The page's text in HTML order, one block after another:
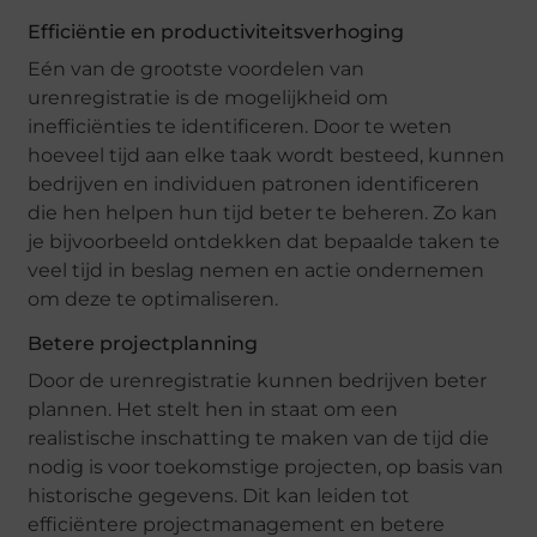
Efficiëntie en productiviteitsverhoging
Eén van de grootste voordelen van
urenregistratie is de mogelijkheid om
inefficiënties te identificeren. Door te weten
hoeveel tijd aan elke taak wordt besteed, kunnen
bedrijven en individuen patronen identificeren
die hen helpen hun tijd beter te beheren. Zo kan
je bijvoorbeeld ontdekken dat bepaalde taken te
veel tijd in beslag nemen en actie ondernemen
om deze te optimaliseren.
Betere projectplanning
Door de urenregistratie kunnen bedrijven beter
plannen. Het stelt hen in staat om een
realistische inschatting te maken van de tijd die
nodig is voor toekomstige projecten, op basis van
historische gegevens. Dit kan leiden tot
efficiëntere projectmanagement en betere